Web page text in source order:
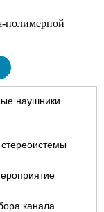
полимерной
наушники
канала